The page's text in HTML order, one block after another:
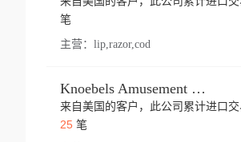
笔
主营： lip,razor,cod
Knoebels Amusement Resort
来自美国的客户，此公司累计进口交
25笔